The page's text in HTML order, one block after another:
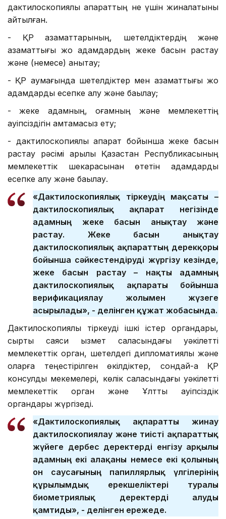
дактилоскопиялық ақпараттың не үшін жиналатыны
айтылған.
- ҚР азаматтарының, шетелдіктердің және
азаматтығы жоқ адамдардың жеке басын растау
және (немесе) анықтау;
- ҚР аумағында шетелдіктер мен азаматтығы жоқ
адамдарды есепке алу және бақылау;
- жеке адамның, қоғамның және мемлекеттің
қауіпсіздігін қамтамасыз ету;
- дактилоскопиялық ақпарат бойынша жеке басын
растау рәсімі арқылы Қазақстан Республикасының
мемлекеттік шекарасынан өтетін адамдарды
есепке алу және бақылау.
«Дактилоскопиялық тіркеудің мақсаты –
дактилоскопиялық ақпарат негізінде
адамның жеке басын анықтау және
растау. Жеке басын анықтау
дактилоскопиялық ақпараттың дерекқоры
бойынша сәйкестендіруді жүргізу кезінде,
жеке басын растау – нақты адамның
дактилоскопиялық ақпараты бойынша
верификациялау жолымен жүзеге
асырылады», - делінген құжат жобасында.
Дактилоскопиялық тіркеуді ішкі істер органдары,
сыртқы саяси қызмет саласындағы уәкілетті
мемлекеттік орган, шетелдегі дипломатиялық және
оларға теңестірілген өкілдіктер, сондай-ақ ҚР
консулдық мекемелері, көлік саласындағы уәкілетті
мемлекеттік орган және Ұлттық қауіпсіздік
органдары жүргізеді.
«Дактилоскопиялық ақпаратты жинау
дактилоскопиялау және тиісті ақпараттық
жүйеге дербес деректерді енгізу арқылы
адамның екі алақаны немесе екі қолының
он саусағының папиллярлық үлгілерінің
құрылымдық ерекшеліктері туралы
биометриялық деректерді алуды
қамтиды», - делінген ережеде.